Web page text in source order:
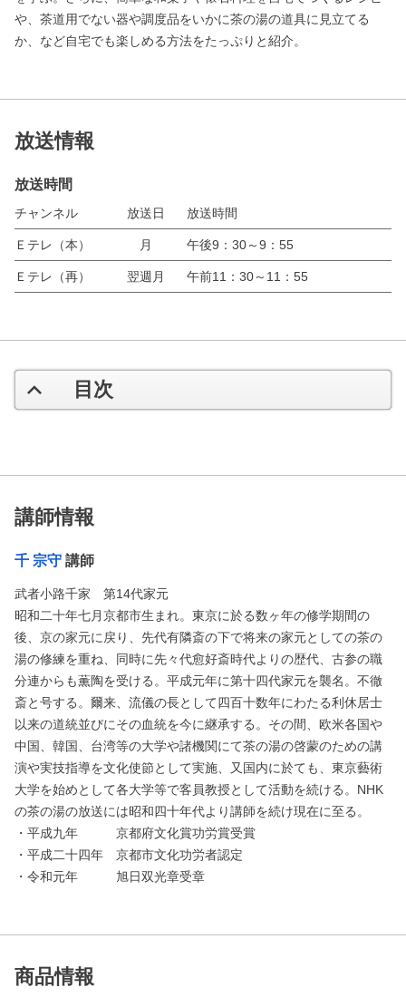
や、茶道用でない器や調度品をいかに茶の湯の道具に見立てる
か、など自宅でも楽しめる方法をたっぷりと紹介。
放送情報
放送時間
チャンネル 放送日 放送時間
Ｅテレ（本） 月 午後9：30～9：55
Ｅテレ（再） 翌週月 午前11：30～11：55
目次
講師情報
千 宗守 講師
武者小路千家 第14代家元
昭和二十年七月京都市生まれ。東京に於る数ヶ年の修学期間の
後、京の家元に戻り、先代有隣斎の下で将来の家元としての茶の
湯の修練を重ね、同時に先々代愈好斎時代よりの歴代、古参の職
分連からも薫陶を受ける。平成元年に第十四代家元を襲名。不徹
斎と号する。爾来、流儀の長として四百十数年にわたる利休居士
以来の道統並びにその血統を今に継承する。その間、欧米各国や
中国、韓国、台湾等の大学や諸機関にて茶の湯の啓蒙のための講
演や実技指導を文化使節として実施、又国内に於ても、東京藝術
大学を始めとして各大学等で客員教授として活動を続ける。NHK
の茶の湯の放送には昭和四十年代より講師を続け現在に至る。
・平成九年 京都府文化賞功労賞受賞
・平成二十四年 京都市文化功労者認定
・令和元年 旭日双光章受章
商品情報